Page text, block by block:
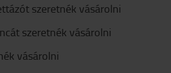
szeretnék vásárolni
szeretnék vásárolni
vásárolni